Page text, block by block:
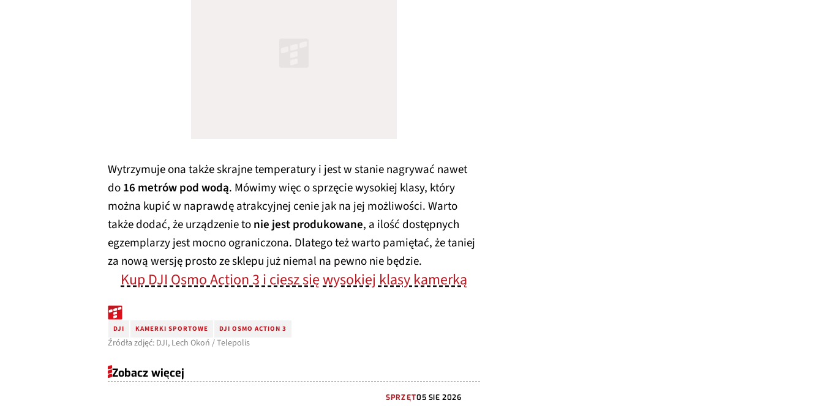
Wytrzymuje ona także skrajne temperatury i jest w stanie nagrywać nawet
do16 metrów pod wodą. Mówimy więc o sprzęcie wysokiej klasy, który
można kupić w naprawdę atrakcyjnej cenie jak na jej możliwości. Warto
także dodać, że urządzenie tonie jest produkowane, a ilość dostępnych
egzemplarzy jest mocno ograniczona. Dlatego też warto pamiętać, że taniej
za nową wersję prosto ze sklepu już niemal na pewno nie będzie.
Kup DJI Osmo Action 3 i ciesz się wysokiej klasy kamerką
DJI KAMERKI SPORTOWE DJI OSMO ACTION 3
Źródła zdjęć: DJI, Lech Okoń / Telepolis
Zobacz więcej
SPRZĘT05 SIE 2026